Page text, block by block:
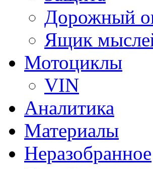
Дорожный
Ящик
Мотоциклы
VIN
Аналитика
Материалы
Неразобранное